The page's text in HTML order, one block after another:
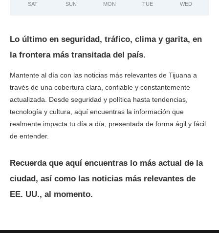
SAT SUN MON TUE WED
Lo último en seguridad, tráfico, clima y garita, en
la frontera más transitada del país.
Mantente al día con las noticias más relevantes de Tijuana a
través de una cobertura clara, confiable y constantemente
actualizada. Desde seguridad y política hasta tendencias,
tecnología y cultura, aquí encuentras la información que
realmente impacta tu día a día, presentada de forma ágil y fácil
de entender.
Recuerda que aquí encuentras lo más actual de la
ciudad, así como las noticias más relevantes de
EE. UU., al momento.